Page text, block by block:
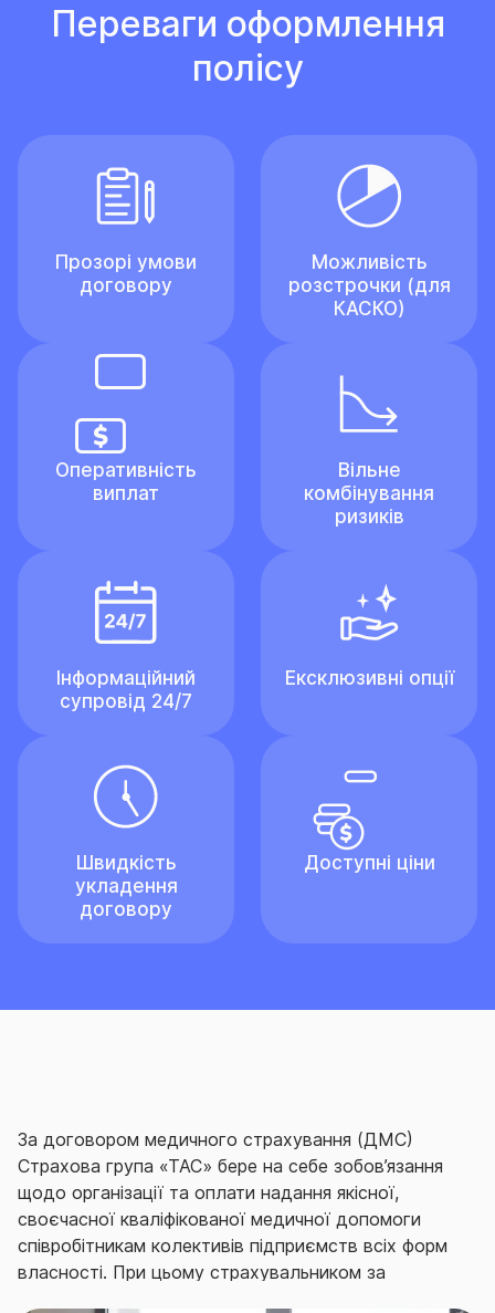
Переваги оформлення
полісу
Прозорі умови
договору
Можливість
розстрочки (для
КАСКО)
Оперативність
виплат
Вільне
комбінування
ризиків
Інформаційний
супровід 24/7
Ексклюзивні опції
Швидкість
укладення
договору
Доступні ціни
За договором медичного страхування (ДМС)
Страхова група «ТАС» бере на себе зобов’язання
щодо організації та оплати надання якісної,
своєчасної кваліфікованої медичної допомоги
співробітникам колективів підприємств всіх форм
власності. При цьому страхувальником за